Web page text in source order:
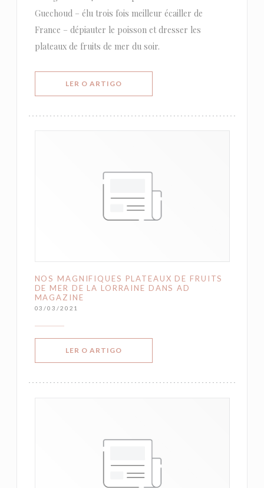
Guechoud – élu trois fois meilleur écailler de
France – dépiauter le poisson et dresser les
plateaux de fruits de mer du soir.
LER O ARTIGO((ABRE NUMA NOVA JANELA))
NOS MAGNIFIQUES PLATEAUX DE FRUITS
DE MER DE LA LORRAINE DANS AD
MAGAZINE
03/03/2021
LER O ARTIGO((ABRE NUMA NOVA JANELA))